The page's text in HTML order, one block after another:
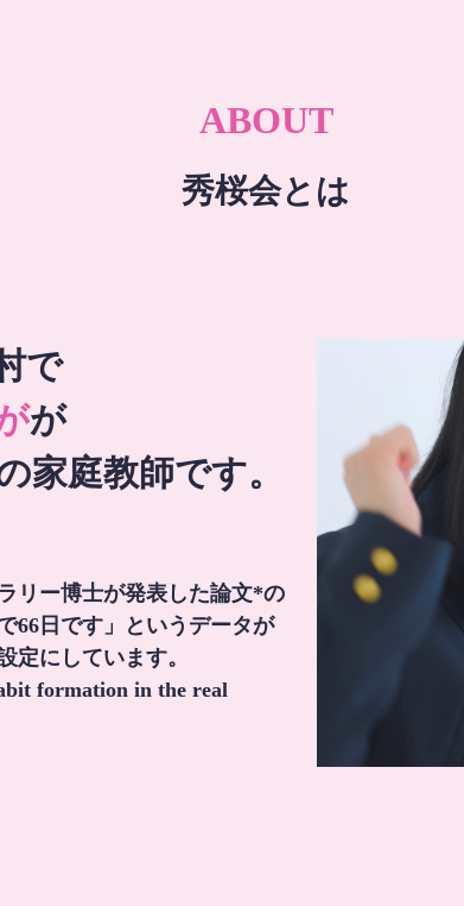
ABOUT
秀桜会とは
で
が
家庭教師です。
リー博士が発表した論文*の
66日です」というデータが
定にしています。
formation in the real